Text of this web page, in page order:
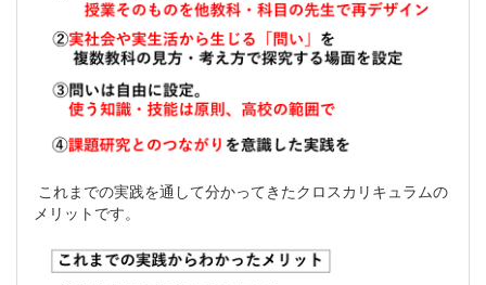
これまでの実践を通して分かってきたクロスカリキュラムの
メリットです。